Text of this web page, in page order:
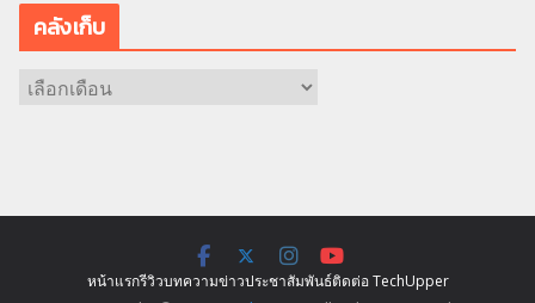
คลังเก็บ
หน้าแรกรีวิวบทความข่าวประชาสัมพันธ์ติดต่อ TechUpper